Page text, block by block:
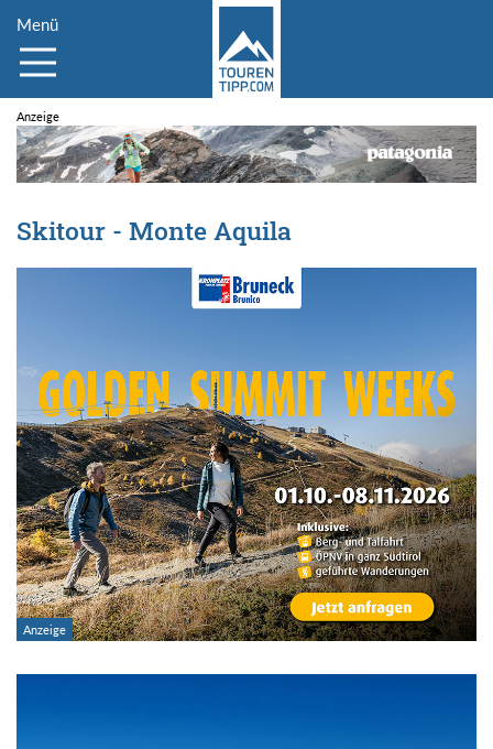
Menü
Skitour - Monte Aquila